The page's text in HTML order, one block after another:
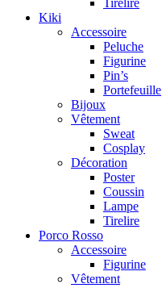
Tirelire
Kiki
Accessoire
Peluche
Figurine
Pin’s
Portefeuille
Bijoux
Vêtement
Sweat
Cosplay
Décoration
Poster
Coussin
Lampe
Tirelire
Porco Rosso
Accessoire
Figurine
Vêtement